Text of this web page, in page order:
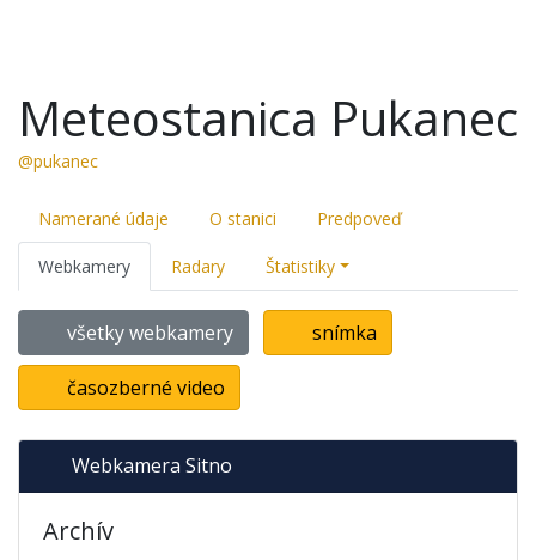
Meteostanica Pukanec
@pukanec
Namerané údaje O stanici Predpoveď
Webkamery Radary Štatistiky
všetky webkamery snímka
časozberné video
Webkamera Sitno
Archív